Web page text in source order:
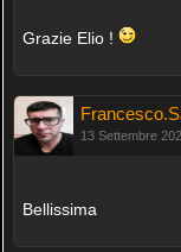
Grazie Elio !
13 Settembre
Bellissima